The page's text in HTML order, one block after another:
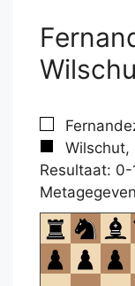
Wilschut,
Resultaat: 0-